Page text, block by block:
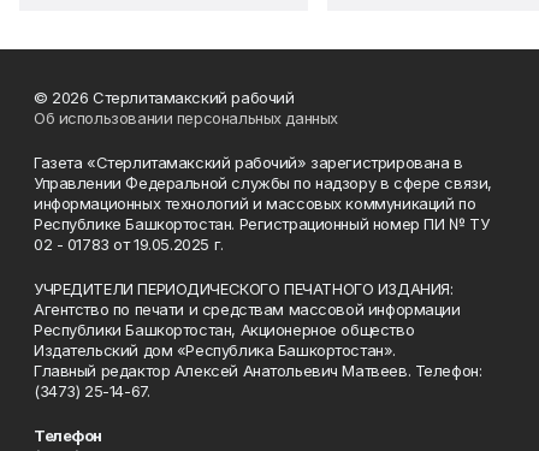
© 2026 Стерлитамакский рабочий
Об использовании персональных данных
Газета «Стерлитамакский рабочий» зарегистрирована в
Управлении Федеральной службы по надзору в сфере связи,
информационных технологий и массовых коммуникаций по
Республике Башкортостан. Регистрационный номер ПИ № ТУ
02 - 01783 от 19.05.2025 г.
УЧРЕДИТЕЛИ ПЕРИОДИЧЕСКОГО ПЕЧАТНОГО ИЗДАНИЯ:
Агентство по печати и средствам массовой информации
Республики Башкортостан, Акционерное общество
Издательский дом «Республика Башкортостан».
Главный редактор Алексей Анатольевич Матвеев. Телефон:
(3473) 25-14-67.
Телефон